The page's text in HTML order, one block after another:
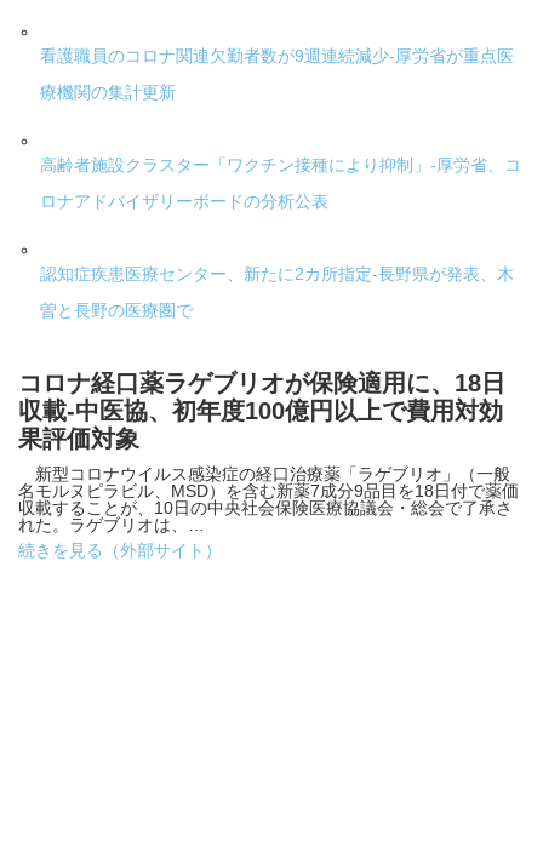
看護職員のコロナ関連欠勤者数が9週連続減少-厚労省が重点医
療機関の集計更新
高齢者施設クラスター「ワクチン接種により抑制」-厚労省、コ
ロナアドバイザリーボードの分析公表
認知症疾患医療センター、新たに2カ所指定-長野県が発表、木
曽と長野の医療圏で
コロナ経口薬ラゲブリオが保険適用に、18日
収載-中医協、初年度100億円以上で費用対効
果評価対象
新型コロナウイルス感染症の経口治療薬「ラゲブリオ」（一般
名モルヌピラビル、MSD）を含む新薬7成分9品目を18日付で薬価
収載することが、10日の中央社会保険医療協議会・総会で了承さ
れた。ラゲブリオは、…
続きを見る（外部サイト）